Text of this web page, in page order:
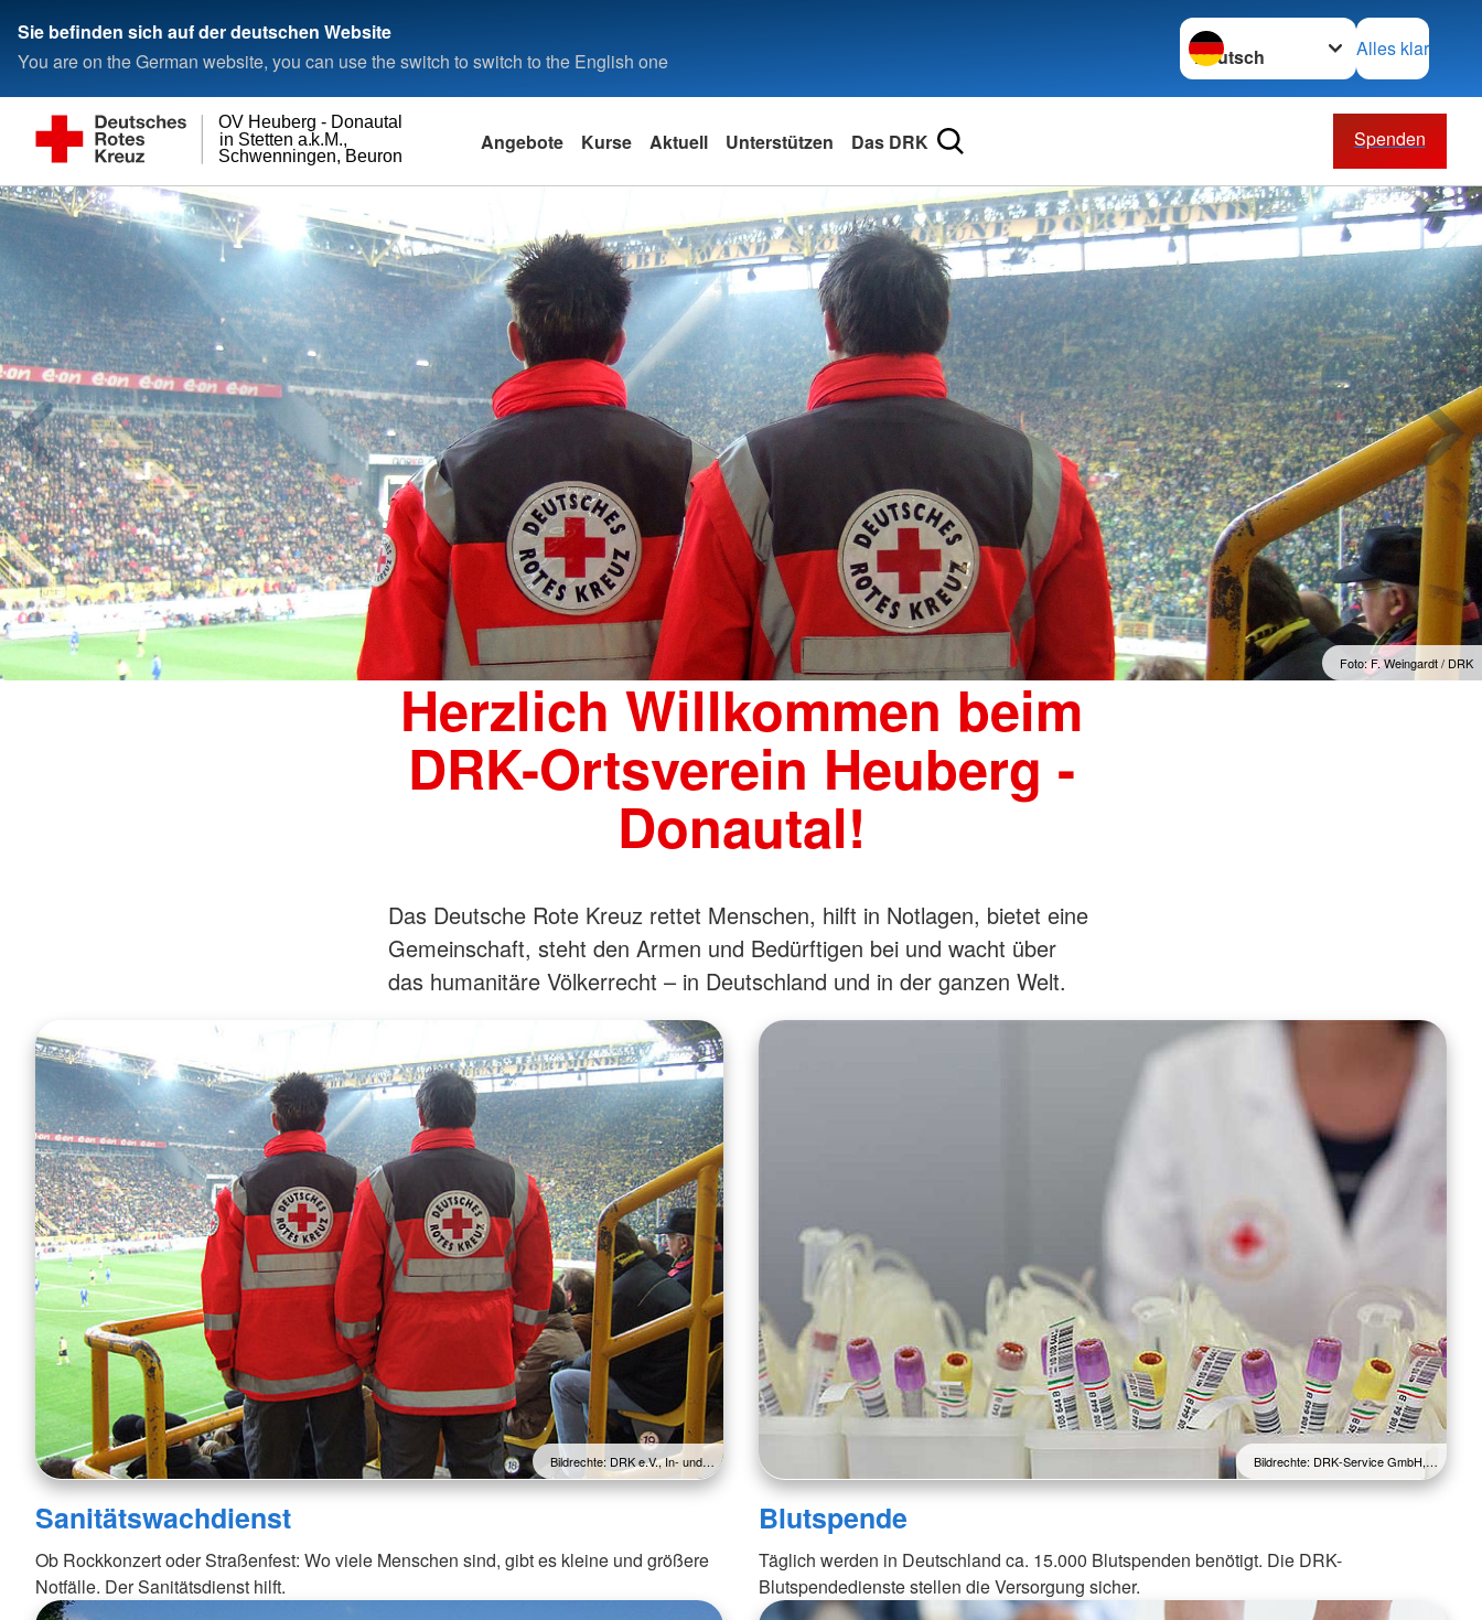
Sie befinden sich auf der deutschen Website
You are on the German website, you can use the switch to switch to the English one
Sprache wechseln zu
Alles klar
Schwenningen, Beuron
in Stetten a.k.M.,
OV Heuberg - Donautal
Angebote Kurse Aktuell Unterstützen Das DRK Spenden
Foto: A. Zelck / DRK e.V.
Herzlich Willkommen beim
DRK-Ortsverein Heuberg -
Donautal!
Das Deutsche Rote Kreuz rettet Menschen, hilft in Notlagen, bietet eine
Gemeinschaft, steht den Armen und Bedürftigen bei und wacht über
das humanitäre Völkerrecht – in Deutschland und in der ganzen Welt.
Bildrechte: DRK e.V., In- und…
Sanitätswachdienst
Ob Rockkonzert oder Straßenfest: Wo viele Menschen sind, gibt es kleine und größere
Notfälle. Der Sanitätsdienst hilft.
Bildrechte: DRK-Service GmbH,…
Blutspende
Täglich werden in Deutschland ca. 15.000 Blutspenden benötigt. Die DRK-
Blutspendedienste stellen die Versorgung sicher.